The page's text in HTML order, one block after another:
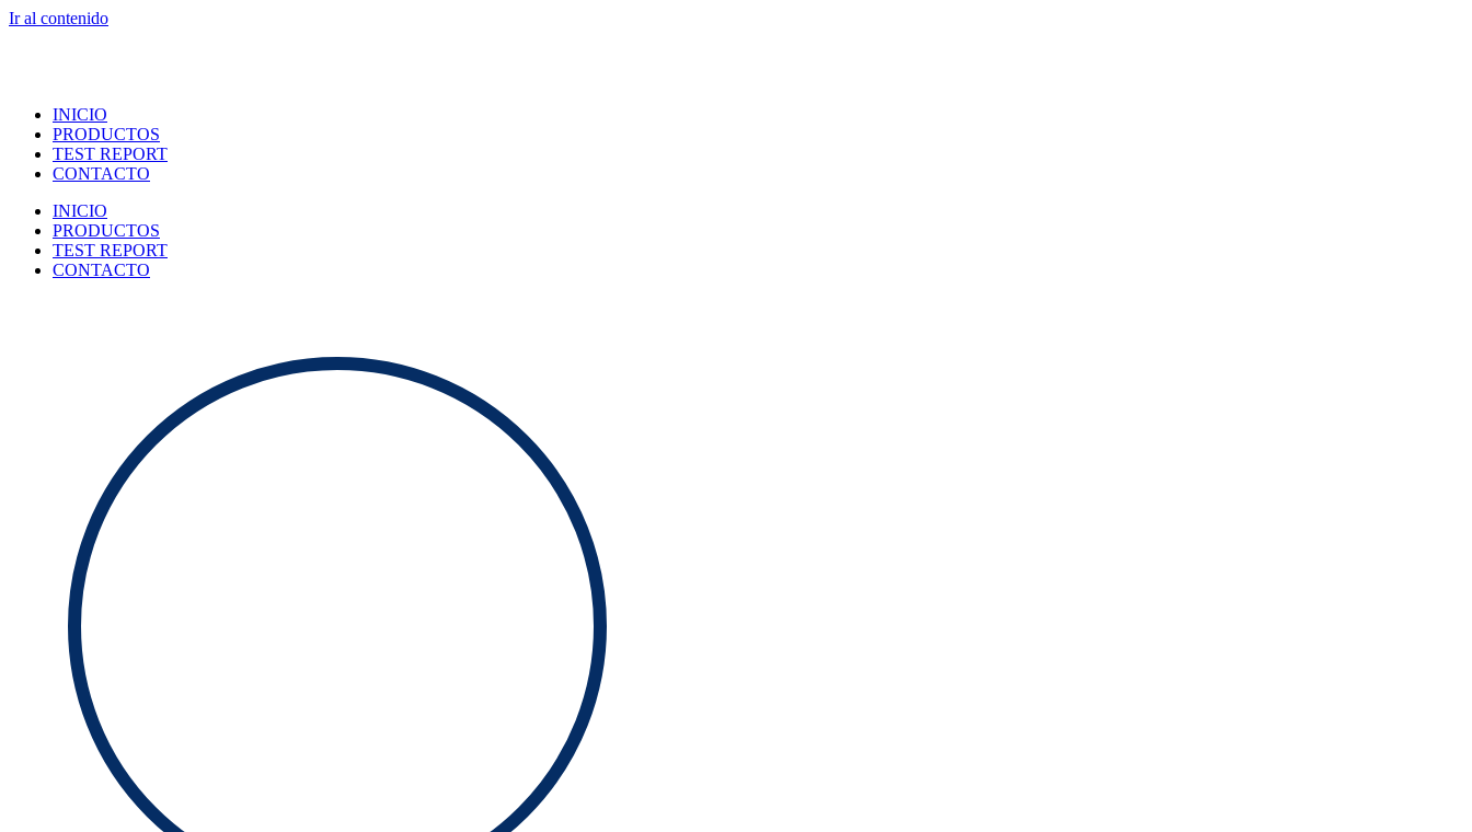
Ir al contenido
INICIO
PRODUCTOS
TEST REPORT
CONTACTO
INICIO
PRODUCTOS
TEST REPORT
CONTACTO